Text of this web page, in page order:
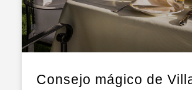
Consejo mágico de